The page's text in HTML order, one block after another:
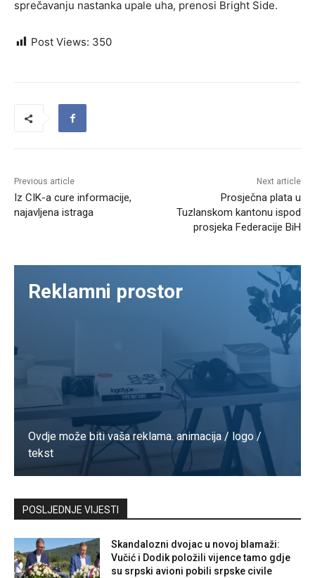
sprečavanju nastanka upale uha, prenosi Bright Side.
Post Views: 350
Previous article
Iz CIK-a cure informacije,
najavljena istraga
Next article
Prosječna plata u
Tuzlanskom kantonu ispod
prosjeka Federacije BiH
Reklamni prostor
Ovdje može biti vaša reklama. animacija / logo /
tekst
Kontaktirajte nas
POSLJEDNJE VIJESTI
Skandalozni dvojac u novoj blamaži:
Vučić i Dodik položili vijence tamo gdje
su srpski avioni pobili srpske civile